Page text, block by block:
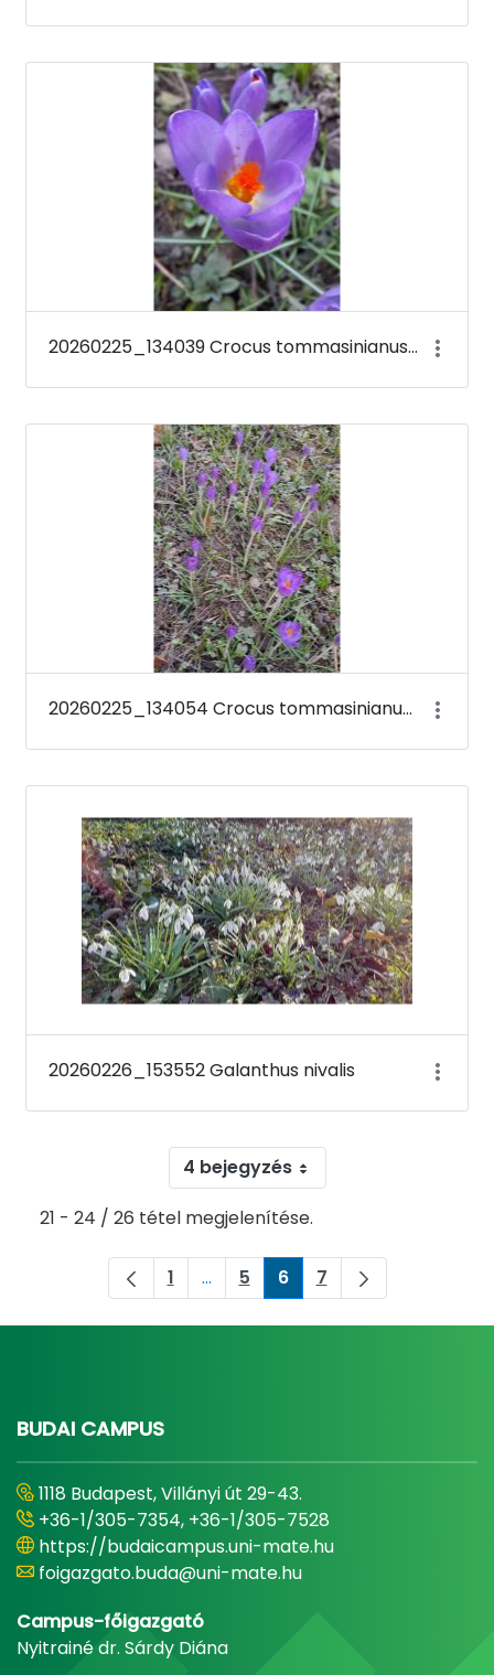
20260225_134039 Crocus tommasinianus &#39;Barr&#39;s Purple&#39;
20260225_134054 Crocus tommasinianus &#39;Barr&#39;s Purple&#39;
20260226_153552 Galanthus nivalis
4 bejegyzés
21 - 24 / 26 tétel megjelenítése.
Oldal
1 ...Köztes oldalak Navigáljon a TAB
Oldal
5 Oldal
6 Oldal
7
BUDAI CAMPUS
1118 Budapest, Villányi út 29-43.
+36-1/305-7354, +36-1/305-7528
https://budaicampus.uni-mate.hu
foigazgato.buda@uni-mate.hu
Campus-főigazgató
Nyitrainé dr. Sárdy Diána